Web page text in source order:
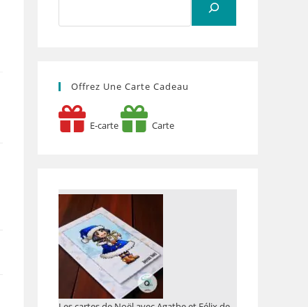
Offrez Une Carte Cadeau
E-carte Carte